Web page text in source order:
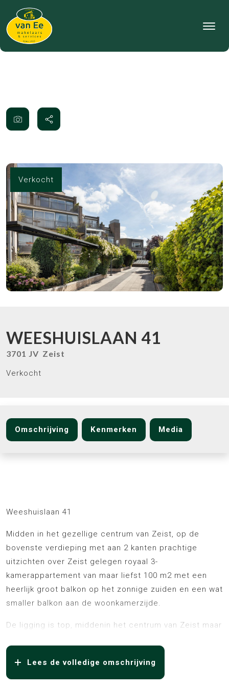
Verkocht
WEESHUISLAAN 41
3701 JV Zeist
Verkocht
Omschrijving Kenmerken Media
Weeshuislaan 41
Midden in het gezellige centrum van Zeist, op de
bovenste verdieping met aan 2 kanten prachtige
uitzichten over Zeist gelegen royaal 3-
kamerappartement van maar liefst 100 m2 met een
heerlijk groot balkon op het zonnige zuiden en een wat
smaller balkon aan de woonkamerzijde.
De ligging is top, middenin het centrum van Zeist maar
het winkelhart van de stad met een groot en divers
winkelaanbod, met o.a. een Albert Heijn, Hema en
diverse horecafaciliteiten en de markt op donderdag
Lees de volledige omschrijving